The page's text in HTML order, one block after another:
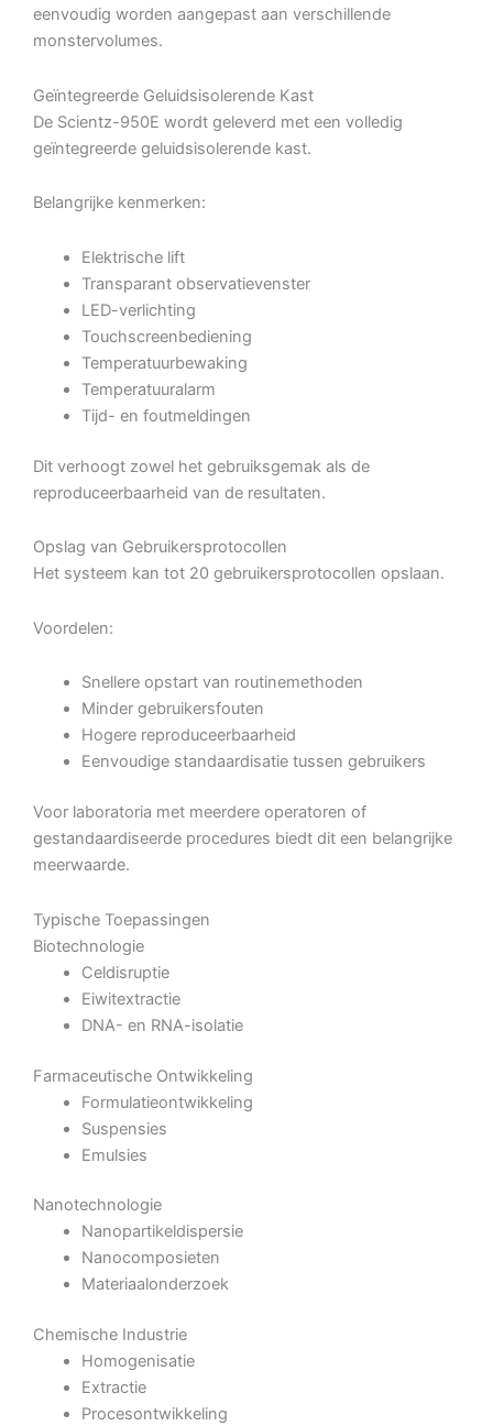
eenvoudig worden aangepast aan verschillende
monstervolumes.
Geïntegreerde Geluidsisolerende Kast
De Scientz-950E wordt geleverd met een volledig
geïntegreerde geluidsisolerende kast.
Belangrijke kenmerken:
Elektrische lift
Transparant observatievenster
LED-verlichting
Touchscreenbediening
Temperatuurbewaking
Temperatuuralarm
Tijd- en foutmeldingen
Dit verhoogt zowel het gebruiksgemak als de
reproduceerbaarheid van de resultaten.
Opslag van Gebruikersprotocollen
Het systeem kan tot 20 gebruikersprotocollen opslaan.
Voordelen:
Snellere opstart van routinemethoden
Minder gebruikersfouten
Hogere reproduceerbaarheid
Eenvoudige standaardisatie tussen gebruikers
Voor laboratoria met meerdere operatoren of
gestandaardiseerde procedures biedt dit een belangrijke
meerwaarde.
Typische Toepassingen
Biotechnologie
Celdisruptie
Eiwitextractie
DNA- en RNA-isolatie
Farmaceutische Ontwikkeling
Formulatieontwikkeling
Suspensies
Emulsies
Nanotechnologie
Nanopartikeldispersie
Nanocomposieten
Materiaalonderzoek
Chemische Industrie
Homogenisatie
Extractie
Procesontwikkeling